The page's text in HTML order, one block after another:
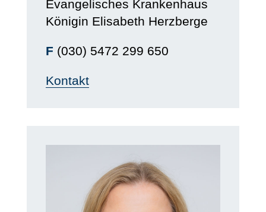
Evangelisches Krankenhaus
Königin Elisabeth Herzberge
F (030) 5472 299 650
Kontakt